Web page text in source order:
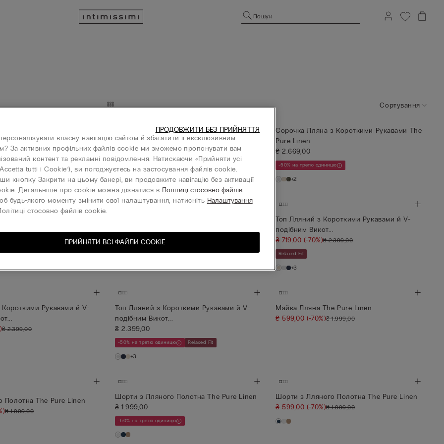
Пошук
Сортування
₴ 2.669,00
Сорочка Лляна з Короткими Рукавами The
Pure Linen
₴ 799,00(-70%)₴ 2.669,00
Сорочка Лляна з Короткими Рукавами The
Pure Linen
₴ 2.669,00
-50% на третю одиницю
+2
₴ 719,00(-70%)₴ 2.399,00
Relaxed Fit
Топ Лляний з Короткими Рукавами й V-
подібним Викот...
₴ 719,00(-70%)₴ 2.399,00
Relaxed Fit
+3
Рукавами й V-
₴ 2.399,00
Топ Лляний з Короткими Рукавами й V-
подібним Викот...
₴ 2.399,00
-50% на третю одиницю Relaxed Fit
+3
Майка Лляна The Pure Linen
₴ 599,00(-70%)₴ 1.999,00
Полотна The Pure Linen
₴ 1.999,00
Шорти з Лляного Полотна The Pure Linen
₴ 1.999,00
-50% на третю одиницю
Шорти з Лляного Полотна The Pure Linen
₴ 599,00(-70%)₴ 1.999,00
власну навігацію сайтом й збагатити її ексклюзивним
За активних профільних файлів cookie ми зможемо пропонувати вам
контент та рекламні повідомлення. Натискаючи «Прийняти усі
tutti i Cookie”), ви погоджуєтесь на застосування файлів cookie.
кнопку Закрити на цьому банері, ви продовжите навігацію без активації
Детальніше про cookie можна дізнатися в Політиці стосовно файлів
будь-якого моменту змінити свої налаштування, натисніть Налаштування
стосовно файлів cookie.
ПРИЙНЯТИ ВСІ ФАЙЛИ СOOKIE
ПРОДОВЖИТИ БЕЗ ПРИЙНЯТТЯ